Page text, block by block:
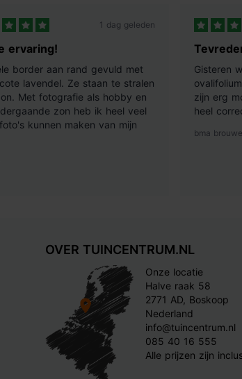
1 dag geleden
ervaring!
border aan rand gevuld met
lavendel. Ze staan te stralen
Met fotografie als hobby en
zon heb ik heel veel
kunnen maken van mijn
Gisteren
zijn erg
heel
bma
OVER TUINCENTRUM.NL
Onze locatie
Halve raak 58
2771 AD, Boskoop
Nederland
info@tuincentrum.nl
085 40 16 555
Alle prijzen zijn